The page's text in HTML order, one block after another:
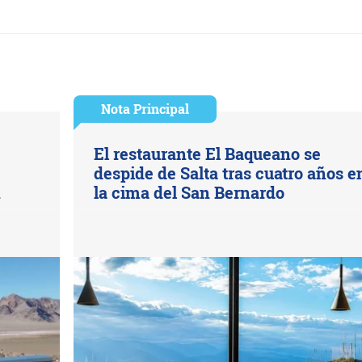
Nota Principal
El restaurante El Baqueano se
despide de Salta tras cuatro años
la cima del San Bernardo